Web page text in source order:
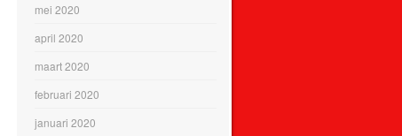
mei 2020
april 2020
maart 2020
februari 2020
januari 2020